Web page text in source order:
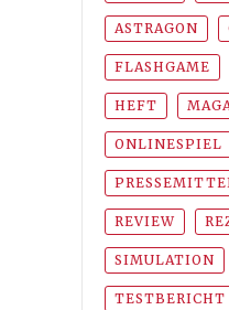
ASTRAGON
FLASHGAME
HEFT
ONLINESPIEL
REVIEW
SIMULATION
TESTBERICHT